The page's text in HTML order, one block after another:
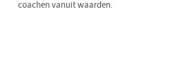
coachen vanuit waarden.